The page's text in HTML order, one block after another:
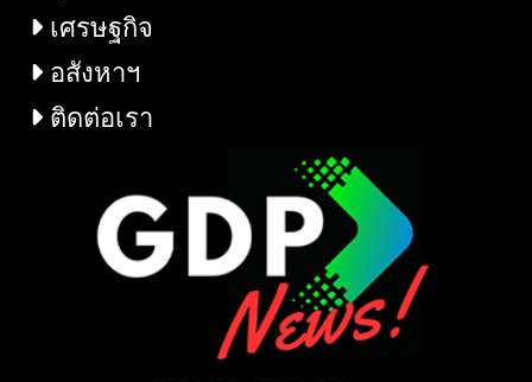
เศรษฐกิจ
อสังหาฯ
ติดต่อเรา